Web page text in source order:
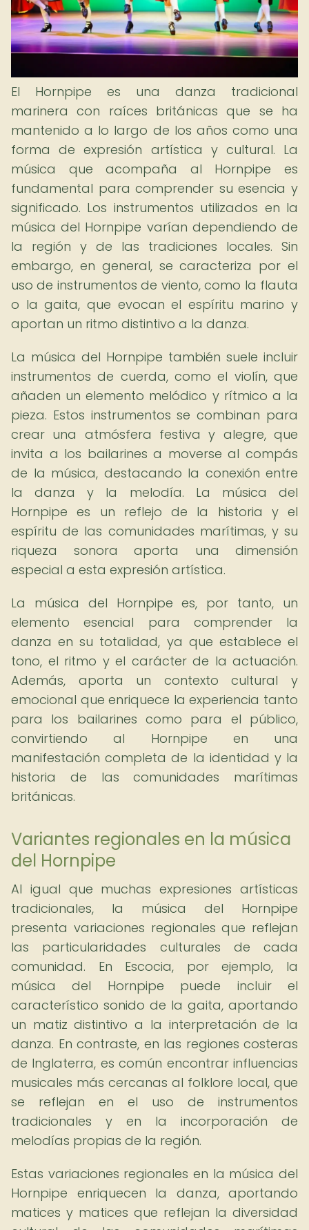
El Hornpipe es una danza tradicional
marinera con raíces británicas que se ha
mantenido a lo largo de los años como una
forma de expresión artística y cultural. La
música que acompaña al Hornpipe es
fundamental para comprender su esencia y
significado. Los instrumentos utilizados en la
música del Hornpipe varían dependiendo de
la región y de las tradiciones locales. Sin
embargo, en general, se caracteriza por el
uso de instrumentos de viento, como la flauta
o la gaita, que evocan el espíritu marino y
aportan un ritmo distintivo a la danza.
La música del Hornpipe también suele incluir
instrumentos de cuerda, como el violín, que
añaden un elemento melódico y rítmico a la
pieza. Estos instrumentos se combinan para
crear una atmósfera festiva y alegre, que
invita a los bailarines a moverse al compás
de la música, destacando la conexión entre
la danza y la melodía. La música del
Hornpipe es un reflejo de la historia y el
espíritu de las comunidades marítimas, y su
riqueza sonora aporta una dimensión
especial a esta expresión artística.
La música del Hornpipe es, por tanto, un
elemento esencial para comprender la
danza en su totalidad, ya que establece el
tono, el ritmo y el carácter de la actuación.
Además, aporta un contexto cultural y
emocional que enriquece la experiencia tanto
para los bailarines como para el público,
convirtiendo al Hornpipe en una
manifestación completa de la identidad y la
historia de las comunidades marítimas
británicas.
Variantes regionales en la música
del Hornpipe
Al igual que muchas expresiones artísticas
tradicionales, la música del Hornpipe
presenta variaciones regionales que reflejan
las particularidades culturales de cada
comunidad. En Escocia, por ejemplo, la
música del Hornpipe puede incluir el
característico sonido de la gaita, aportando
un matiz distintivo a la interpretación de la
danza. En contraste, en las regiones costeras
de Inglaterra, es común encontrar influencias
musicales más cercanas al folklore local, que
se reflejan en el uso de instrumentos
tradicionales y en la incorporación de
melodías propias de la región.
Estas variaciones regionales en la música del
Hornpipe enriquecen la danza, aportando
matices y matices que reflejan la diversidad